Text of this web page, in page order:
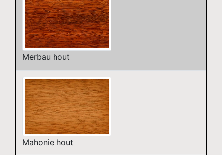
Merbau hout
Mahonie hout